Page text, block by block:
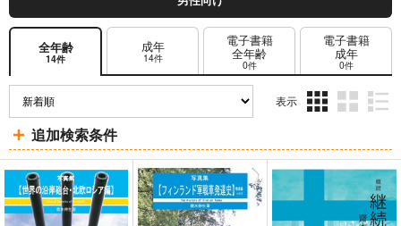
全年齢
14件
成年
14件
電子書籍
全年齢
0件
電子書籍
成年
0件
表示
ム
表
ム
表
示
ム
表
示
追加検索条件